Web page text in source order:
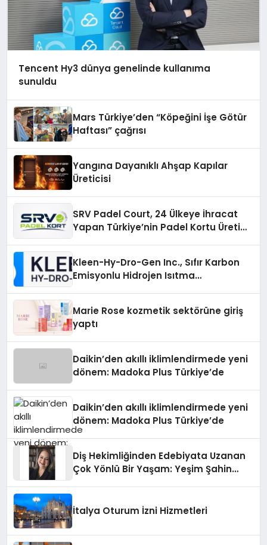
Tencent Hy3 dünya genelinde kullanıma
sunuldu
Mars Türkiye’den “Köpeğini İşe Götür
Haftası” çağrısı
Yangına Dayanıklı Ahşap Kapılar
Üreticisi
SRV Padel Court, 24 Ülkeye İhracat
Yapan Türkiye’nin Padel Kortu Üretim
Kleen-Hy-Dro-Gen Inc., Sıfır Karbon
Emisyonlu Hidrojen Isıtma
Marie Rose kozmetik sektörüne giriş
yaptı
Daikin’den akıllı iklimlendirmede yeni
dönem: Madoka Plus Türkiye’de
Daikin’den akıllı iklimlendirmede yeni
dönem: Madoka Plus Türkiye’de
Diş Hekimliğinden Edebiyata Uzanan
Çok Yönlü Bir Yaşam: Yeşim Şahin
İtalya Oturum İzni Hizmetleri